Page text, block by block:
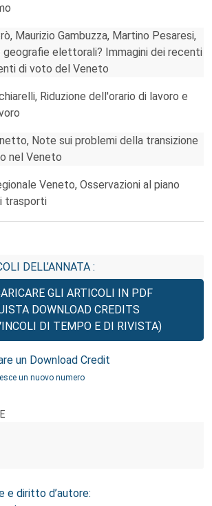
Maurizio Gambuzza, Martino Pesaresi,
geografie elettorali? Immagini dei recenti
di voto del Veneto
Riduzione dell'orario di lavoro e
Note sui problemi della transizione
nel Veneto
Veneto, Osservazioni al piano
trasporti
DELL’ANNATA :
GLI ARTICOLI IN PDF
DOWNLOAD CREDITS
DI TEMPO E DI RIVISTA)
un Download Credit
un nuovo numero
e diritto d’autore: